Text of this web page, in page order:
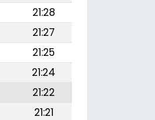
21:28
21:27
21:25
21:24
21:22
21:21